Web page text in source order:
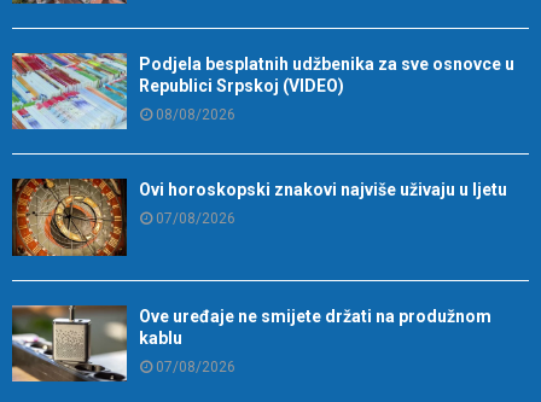
Podjela besplatnih udžbenika za sve osnovce u
Republici Srpskoj (VIDEO)
08/08/2026
Ovi horoskopski znakovi najviše uživaju u ljetu
07/08/2026
Ove uređaje ne smijete držati na produžnom
kablu
07/08/2026